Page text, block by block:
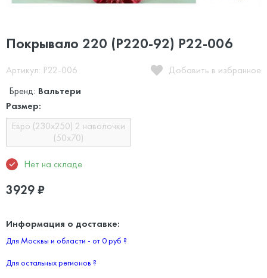
Покрывало 220 (P220-92) P22-006
Артикул: P22-006
Добавить в избранное
Бренд: Вальтери
Размер:
Евро (230х250) 2 наволочки
(50х70)
Нет на складе
3929₽
Информация о доставке:
Для Москвы и области - от 0 руб ?
Для остальных регионов ?